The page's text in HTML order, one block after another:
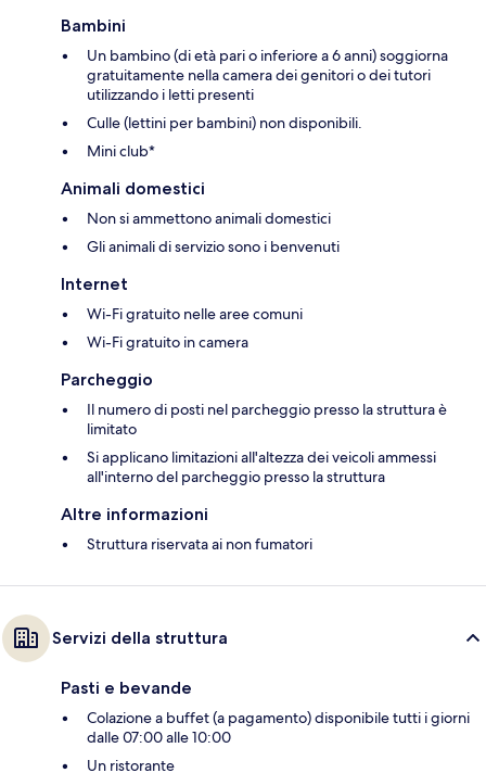
Bambini
Un bambino (di età pari o inferiore a 6 anni) soggiorna
gratuitamente nella camera dei genitori o dei tutori
utilizzando i letti presenti
Culle (lettini per bambini) non disponibili.
Mini club*
Animali domestici
Non si ammettono animali domestici
Gli animali di servizio sono i benvenuti
Internet
Wi-Fi gratuito nelle aree comuni
Wi-Fi gratuito in camera
Parcheggio
Il numero di posti nel parcheggio presso la struttura è
limitato
Si applicano limitazioni all'altezza dei veicoli ammessi
all'interno del parcheggio presso la struttura
Altre informazioni
Struttura riservata ai non fumatori
Servizi della struttura
Pasti e bevande
Colazione a buffet (a pagamento) disponibile tutti i giorni
dalle 07:00 alle 10:00
Un ristorante